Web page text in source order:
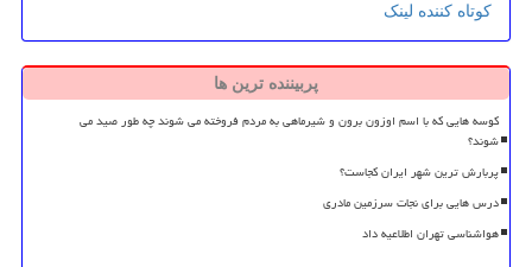
کوتاه کننده لینک
پربیننده ترین ها
کوسه هایی که با اسم اوزون برون و شیرماهی به مردم فروخته می شوند چه طور صید می
شوند؟
پربارش ترین شهر ایران کجاست؟
درس هایی برای نجات سرزمین مادری
هواشناسی تهران اطلاعیه داد